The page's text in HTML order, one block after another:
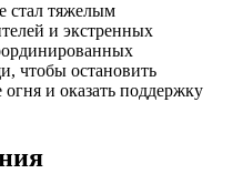
стал тяжелым
и экстренных
чтобы остановить
и оказать поддержку